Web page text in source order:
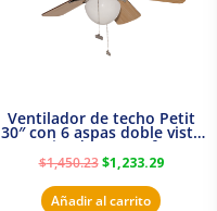
Ventilador de techo Petit
30″ con 6 aspas doble vista
Satinado Masterfan
$1,450.23 $1,233.29
Añadir al carrito